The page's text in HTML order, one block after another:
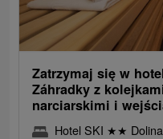
Zatrzymaj się w
Záhradky z
narciarskimi i
Hotel SKI ★★